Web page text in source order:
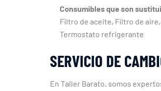
Consumibles que son
Filtro de aceite, Filtro de
Termostato refrigerante
SERVICIO DE
En Taller Barato, somos